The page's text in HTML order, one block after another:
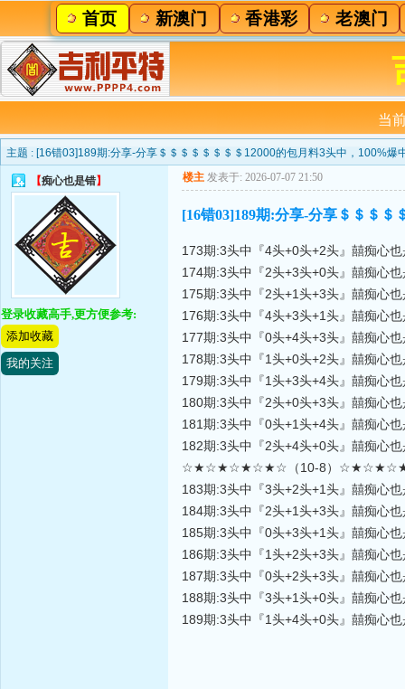
首页 新澳门 香港彩 老澳门
当
主题 : [16错03]189期:分享-分享＄＄＄＄＄＄＄＄12000的包月料3头中，100%爆
【痴心也是错】
登录收藏高手,更方便参考:
添加收藏
我的关注
楼主 发表于: 2026-07-07 21:50
[16错03]189期:分享-分享＄＄＄＄
173期:3头中『4头+0头+2头』囍痴心
174期:3头中『2头+3头+0头』囍痴心
175期:3头中『2头+1头+3头』囍痴心
176期:3头中『4头+3头+1头』囍痴心
177期:3头中『0头+4头+3头』囍痴心
178期:3头中『1头+0头+2头』囍痴心
179期:3头中『1头+3头+4头』囍痴心
180期:3头中『2头+0头+3头』囍痴心
181期:3头中『0头+1头+4头』囍痴心
182期:3头中『2头+4头+0头』囍痴心
☆★☆★☆★☆★☆（10-8）
183期:3头中『3头+2头+1头』囍痴心
184期:3头中『2头+1头+3头』囍痴心
185期:3头中『0头+3头+1头』囍痴心
186期:3头中『1头+2头+3头』囍痴心
187期:3头中『0头+2头+3头』囍痴心
188期:3头中『3头+1头+0头』囍痴心
189期:3头中『1头+4头+0头』囍痴心